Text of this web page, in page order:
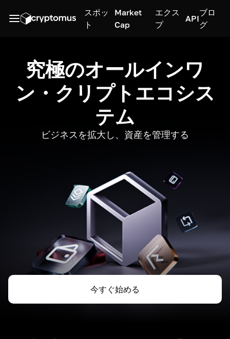
スポッ
ト
Market
Cap
エクス
プ
API
ブロ
グ
究極のオールインワ
ン・クリプトエコシス
テム
ビジネスを拡大し、資産を管理する
今すぐ始める